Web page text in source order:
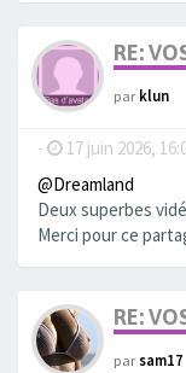
RE:
parklun
- 17 juin 2026,
@Dreamland
Deux superbes
Merci pour ce
RE:
parsam17